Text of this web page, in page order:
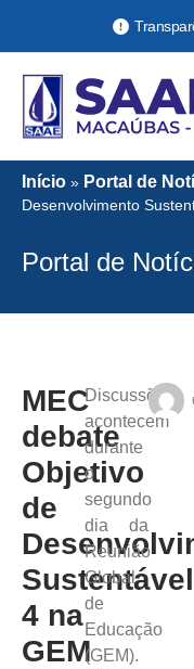
Início » Portal de
Desenvolvimento
Portal de
MEC
debate
Objetivo
de
Sustentável
4 na
GEM
Discussões
acontecem
durante
o
segundo
dia da
Reunião
Global
de
Educação
(GEM).